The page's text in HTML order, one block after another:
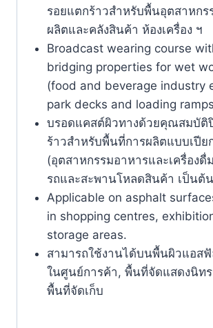
รอยแตกร้าวสำหรับพื้นอุตสาหกร
ผลิตและคลังสินค้า ห้องเครื่อง ฯ
Broadcast wearing course
bridging properties for wet
(food and beverage industry
park decks and loading
บรอดแคสต์ผิวทางด้วยคุณสมบัติ
ร้าวสำหรับพื้นที่การผลิตแบบเปีย
(อุตสาหกรรมอาหารและเครื่อง
รถและสะพานโหลดสินค้า เป็นต้น
Applicable on asphalt
in shopping centres,
storage areas.
สามารถใช้งานได้บนพื้นผิวแอส
ในศูนย์การค้า, พื้นที่จัดแสดงนิทร
พื้นที่จัดเก็บ